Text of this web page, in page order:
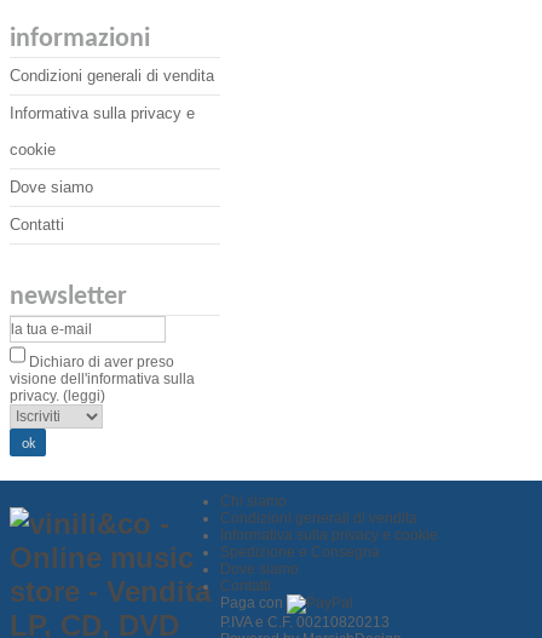
informazioni
Condizioni generali di vendita
Informativa sulla privacy e
cookie
Dove siamo
Contatti
newsletter
Dichiaro di aver preso
visione dell'informativa sulla
privacy. (leggi)
Chi siamo
Condizioni generali di vendita
Informativa sulla privacy e cookie
Spedizione e Consegna
Dove siamo
Contatti
Paga con
P.IVA e C.F. 00210820213